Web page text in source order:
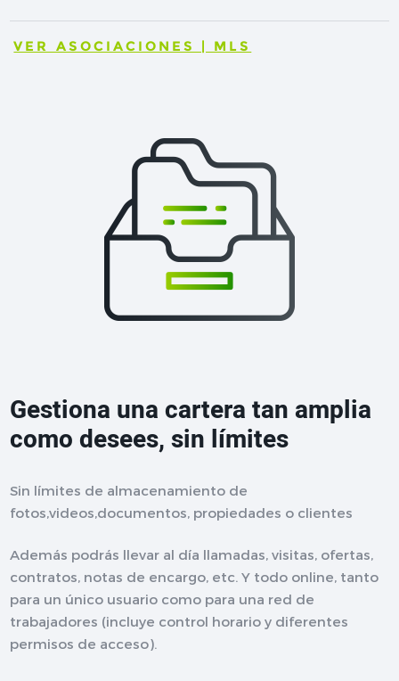
VER ASOCIACIONES | MLS
Gestiona una cartera tan amplia
como desees, sin límites
Sin límites de almacenamiento de
fotos,videos,documentos, propiedades o clientes
Además podrás llevar al día llamadas, visitas, ofertas,
contratos, notas de encargo, etc. Y todo online, tanto
para un único usuario como para una red de
trabajadores (incluye control horario y diferentes
permisos de acceso).